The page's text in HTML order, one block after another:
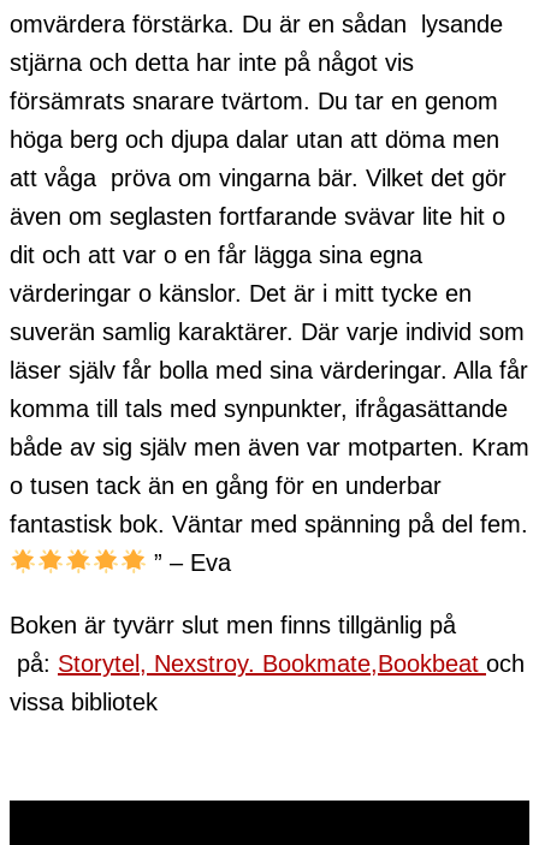
omvärdera förstärka. Du är en sådan lysande
stjärna och detta har inte på något vis
försämrats snarare tvärtom. Du tar en genom
höga berg och djupa dalar utan att döma men
att våga pröva om vingarna bär. Vilket det gör
även om seglasten fortfarande svävar lite hit o
dit och att var o en får lägga sina egna
värderingar o känslor. Det är i mitt tycke en
suverän samlig karaktärer. Där varje individ som
läser själv får bolla med sina värderingar. Alla får
komma till tals med synpunkter, ifrågasättande
både av sig själv men även var motparten. Kram
o tusen tack än en gång för en underbar
fantastisk bok. Väntar med spänning på del fem.
” – Eva
Boken är tyvärr slut men finns tillgänlig på
på: Storytel, Nexstroy. Bookmate,Bookbeat och
vissa bibliotek